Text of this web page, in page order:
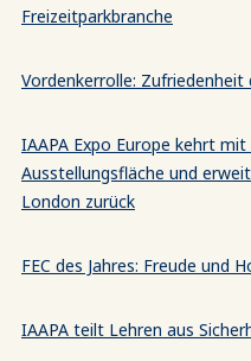
Freizeitparkbranche
Vordenkerrolle:
IAAPA Expo Europe kehrt
Ausstellungsfläche und
London zurück
FEC des Jahres: Freude und
IAAPA teilt Lehren aus